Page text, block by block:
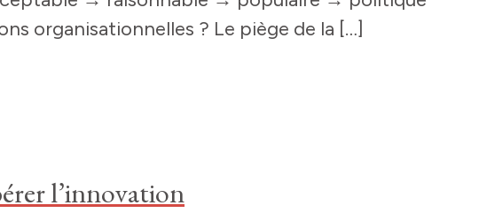
organisationnelles ? Le piège de la […]
l’innovation